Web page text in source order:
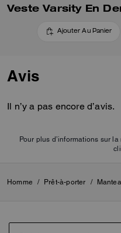
Ajouter Au Panier
Avis
Il n’y a pas encore d’avis.
Pour plus d’informations sur
Homme / Prêt-à-porter /